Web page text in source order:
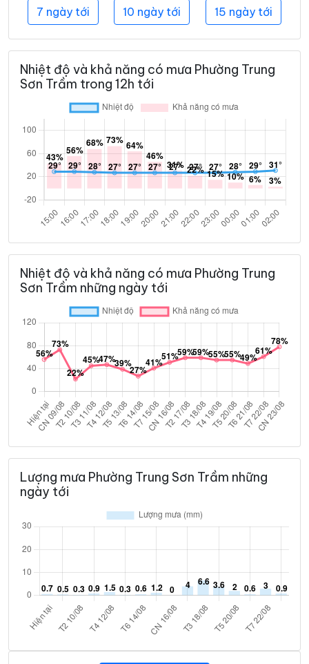
7 ngày tới 10 ngày tới 15 ngày tới
Nhiệt độ và khả năng có mưa Phường Trung
Sơn Trầm trong 12h tới
Nhiệt độ và khả năng có mưa Phường Trung
Sơn Trầm những ngày tới
Lượng mưa Phường Trung Sơn Trầm những
ngày tới